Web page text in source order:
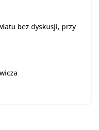
bez dyskusji, przy